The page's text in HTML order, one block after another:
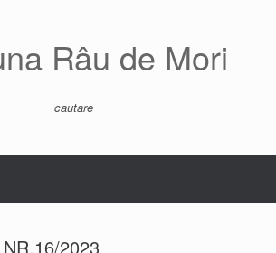
Râu de Mori
cautare
2023